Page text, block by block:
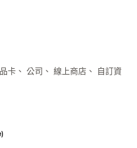
卡、 公司、 線上商店、 自訂資